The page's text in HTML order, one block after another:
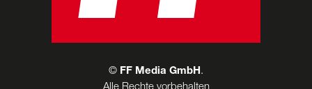
© FF Media GmbH.
Alle Rechte vorbehalten